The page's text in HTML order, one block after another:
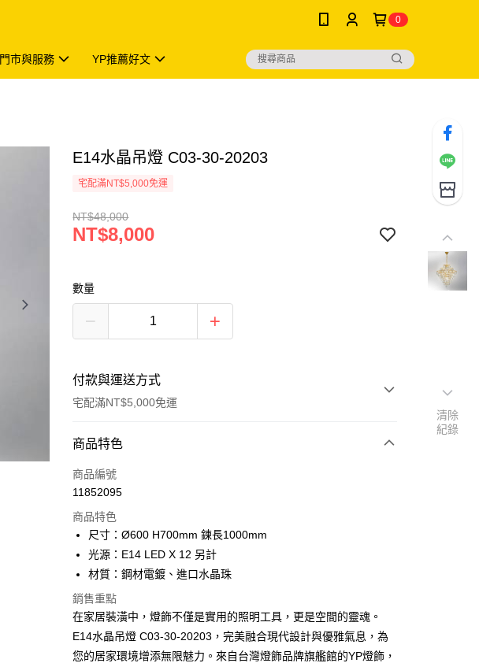
0
門市與服務 YP推薦好文
E14水晶吊燈 C03-30-20203
宅配滿NT$5,000免運
NT$48,000
NT$8,000
數量
付款與運送方式
宅配滿NT$5,000免運
付款方式
信用卡一次付款
Apple Pay
街口支付
Google Pay
商品特色
商品編號
11852095
商品特色
尺寸：Ø600 H700mm 鍊長1000mm
光源：E14 LED X 12 另計
材質：鋼材電鍍、進口水晶珠
銷售重點
在家居裝潢中，燈飾不僅是實用的照明工具，更是空間的靈魂。
E14水晶吊燈 C03-30-20203，完美融合現代設計與優雅氣息，為
您的居家環境增添無限魅力。來自台灣燈飾品牌旗艦館的YP燈飾，
清除
紀錄